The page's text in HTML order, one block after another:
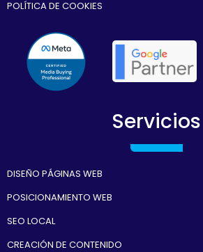
POLÍTICA DE COOKIES
Servicios
DISEÑO PÁGINAS WEB
POSICIONAMIENTO WEB
SEO LOCAL
CREACIÓN DE CONTENIDO